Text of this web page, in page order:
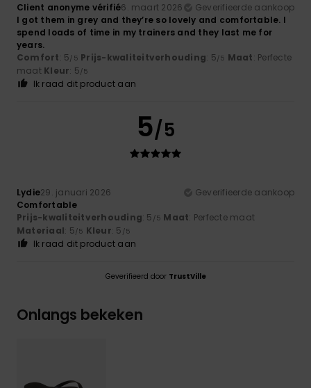
Client anonyme vérifié6. maart 2026
Geverifieerde aankoop
I got them in grey and they’re so lovely and comfortable. I
spend loads of time in my trainers and they last me for
years.
Comfort: 5/5 Prijs-kwaliteitverhouding: 5/5 Maat: Perfecte
maat Kleur: 5/5
Ik raad dit product aan
5/5
Lydie29. januari 2026
Geverifieerde aankoop
Comfortable
Prijs-kwaliteitverhouding: 5 /5 Maat: Perfecte maat
Materiaal: 5/5 Kleur: 5 /5
Ik raad dit product aan
Geverifieerd door TrustVille
Onlangs bekeken